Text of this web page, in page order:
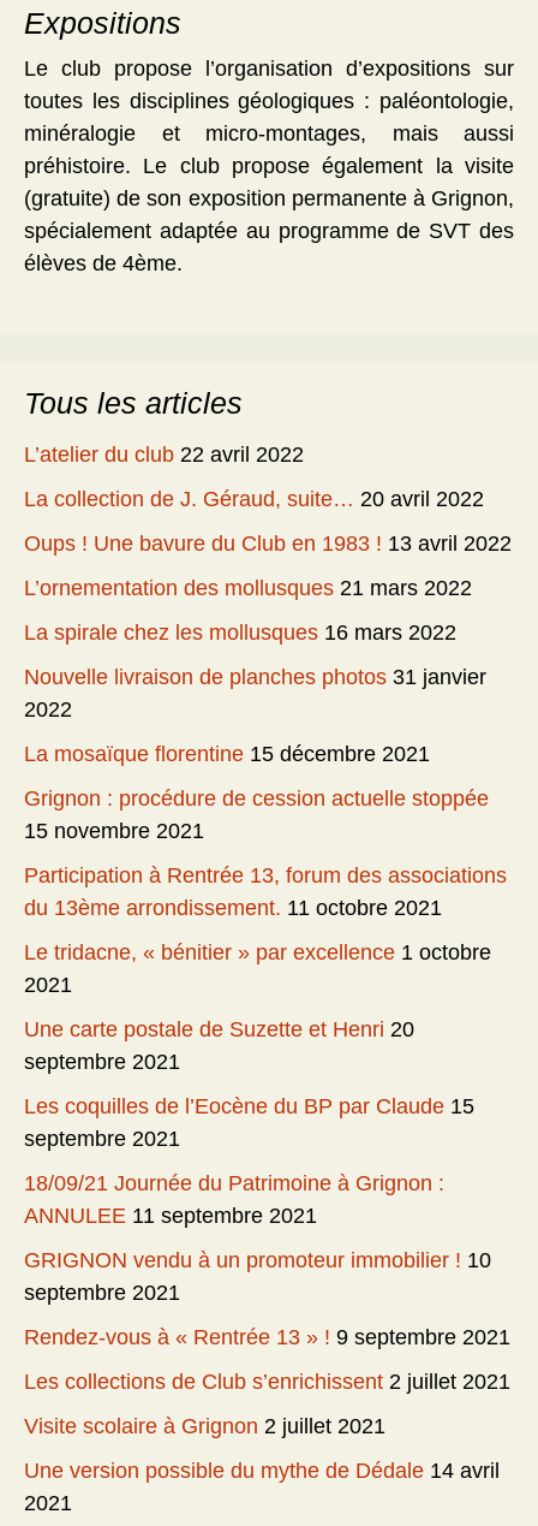
Expositions
Le club propose l’organisation d’expositions sur
toutes les disciplines géologiques : paléontologie,
minéralogie et micro-montages, mais aussi
préhistoire. Le club propose également la visite
(gratuite) de son exposition permanente à Grignon,
spécialement adaptée au programme de SVT des
élèves de 4ème.
Tous les articles
L’atelier du club 22 avril 2022
La collection de J. Géraud, suite… 20 avril 2022
Oups ! Une bavure du Club en 1983 ! 13 avril 2022
L’ornementation des mollusques 21 mars 2022
La spirale chez les mollusques 16 mars 2022
Nouvelle livraison de planches photos 31 janvier
2022
La mosaïque florentine 15 décembre 2021
Grignon : procédure de cession actuelle stoppée
15 novembre 2021
Participation à Rentrée 13, forum des associations
du 13ème arrondissement. 11 octobre 2021
Le tridacne, « bénitier » par excellence 1 octobre
2021
Une carte postale de Suzette et Henri 20
septembre 2021
Les coquilles de l’Eocène du BP par Claude 15
septembre 2021
18/09/21 Journée du Patrimoine à Grignon :
ANNULEE 11 septembre 2021
GRIGNON vendu à un promoteur immobilier ! 10
septembre 2021
Rendez-vous à « Rentrée 13 » ! 9 septembre 2021
Les collections de Club s’enrichissent 2 juillet 2021
Visite scolaire à Grignon 2 juillet 2021
Une version possible du mythe de Dédale 14 avril
2021